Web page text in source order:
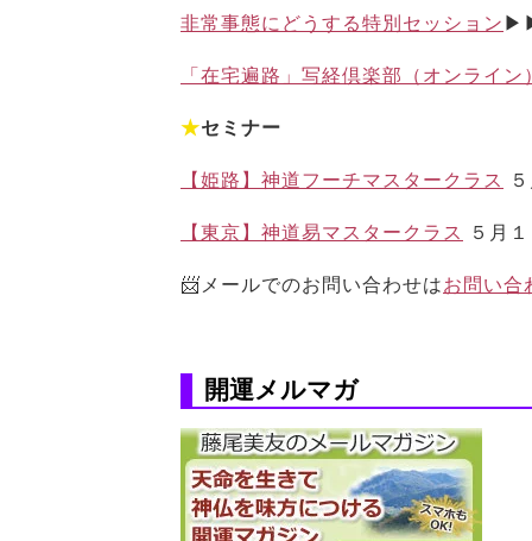
非常事態にどうする特別セッション
「在宅遍路」写経倶楽部（オンライン
★セミナー
【姫路】神道フーチマスタークラス
【東京】神道易マスタークラス ５月
📨メールでのお問い合わせはお問い合
開運メルマガ